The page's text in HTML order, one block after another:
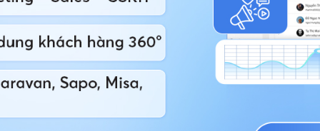
khách hàng tiềm năng đến chốt giao dịch, loại
theo dõi tiến độ và điều chỉnh chiến lược kịp